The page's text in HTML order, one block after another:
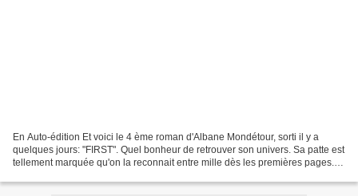
En Auto-édition Et voici le 4 ème roman d'Albane Mondétour, sorti il y a
quelques jours: "FIRST". Quel bonheur de retrouver son univers. Sa patte est
tellement marquée qu'on la reconnait entre mille dès les premières pages.